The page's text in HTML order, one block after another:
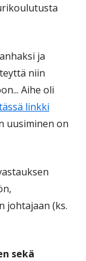
ja
niin
Aihe oli
linkki
uusiminen on
johtajaan (ks.
sekä